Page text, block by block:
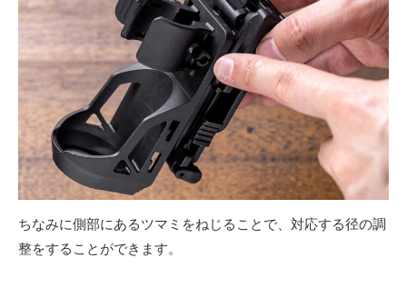
ちなみに側部にあるツマミをねじることで、対応する径の調
整をすることができます。